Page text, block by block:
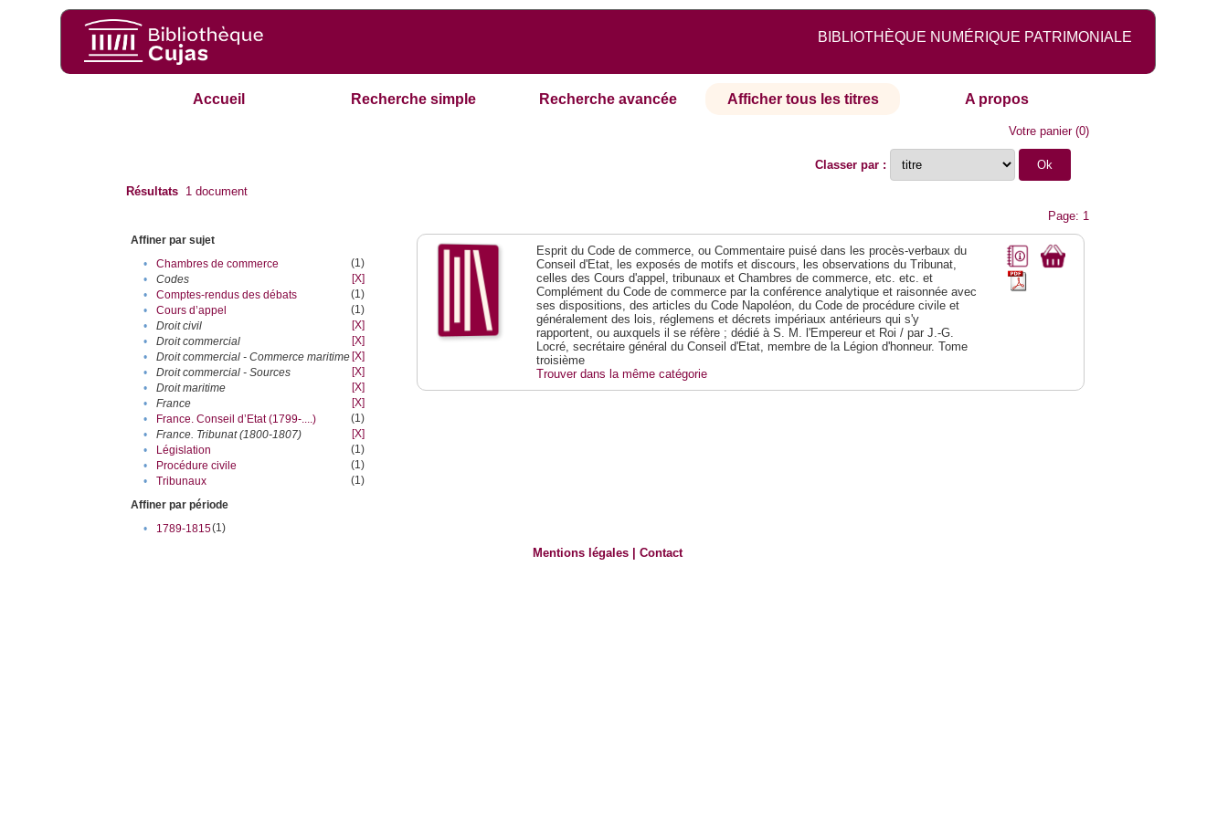
BIBLIOTHÈQUE NUMÉRIQUE PATRIMONIALE
Accueil Recherche simple Recherche avancée Afficher tous les titres A propos
Votre panier(0)
Classer par :
Résultats 1 document
Page: 1
Affiner par sujet
•
Chambres de commerce
(1)
•
Codes
[X]
•
Comptes-rendus des débats
(1)
•
Cours d’appel
(1)
•
Droit civil
[X]
•
Droit commercial
[X]
•
Droit commercial - Commerce maritime [X]
•
Droit commercial - Sources
[X]
•
Droit maritime
[X]
•
France
[X]
•
France. Conseil d’Etat (1799-....)
(1)
•
France. Tribunat (1800-1807)
[X]
•
Législation
(1)
•
Procédure civile
(1)
•
Tribunaux
(1)
Affiner par période
•
1789-1815(1)
Esprit du Code de commerce, ou Commentaire puisé dans les procès-verbaux du
Conseil d'Etat, les exposés de motifs et discours, les observations du Tribunat,
celles des Cours d'appel, tribunaux et Chambres de commerce, etc. etc. et
Complément du Code de commerce par la conférence analytique et raisonnée avec
ses dispositions, des articles du Code Napoléon, du Code de procédure civile et
généralement des lois, réglemens et décrets impériaux antérieurs qui s'y
rapportent, ou auxquels il se réfère ; dédié à S. M. l'Empereur et Roi / par J.-G.
Locré, secrétaire général du Conseil d'Etat, membre de la Légion d'honneur. Tome
troisième
Trouver dans la même catégorie
Mentions légales |Contact